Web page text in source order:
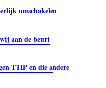
omschakelen
aan de beurt
TTIP en die andere